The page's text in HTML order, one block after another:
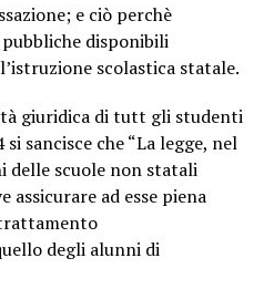
e ciò perchè
disponibili
scolastica statale.
giuridica di tutt gli studenti
sancisce che “La legge, nel
delle scuole non statali
assicurare ad esse piena
degli alunni di